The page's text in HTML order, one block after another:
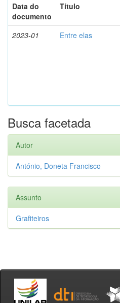
Data do
documento
Título
2023-01 Entre elas
Busca facetada
Autor
António, Doneta Francisco
Assunto
Grafiteiros